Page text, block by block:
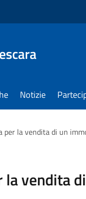
Notizie
per la vendita di un
la vendita